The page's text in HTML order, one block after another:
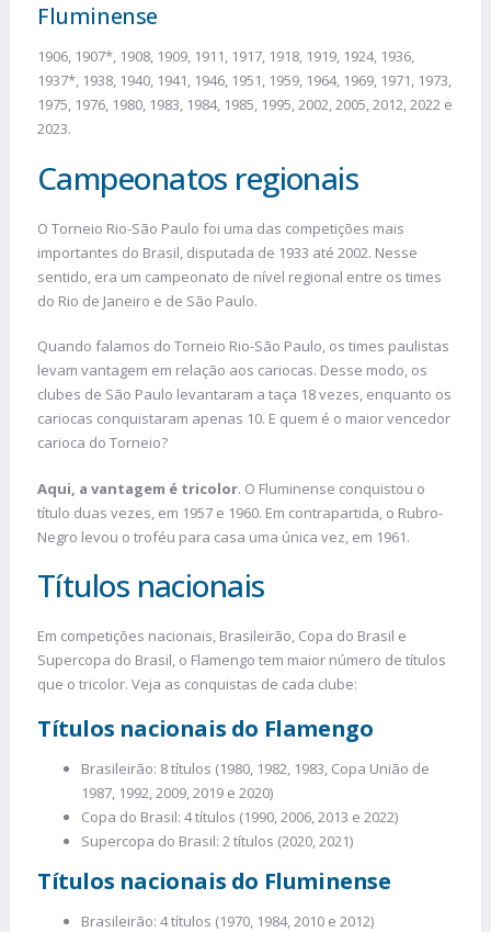
Fluminense
1906, 1907*, 1908, 1909, 1911, 1917, 1918, 1919, 1924, 1936,
1937*, 1938, 1940, 1941, 1946, 1951, 1959, 1964, 1969, 1971, 1973,
1975, 1976, 1980, 1983, 1984, 1985, 1995, 2002, 2005, 2012, 2022 e
2023.
Campeonatos regionais
O Torneio Rio-São Paulo foi uma das competições mais
importantes do Brasil, disputada de 1933 até 2002. Nesse
sentido, era um campeonato de nível regional entre os times
do Rio de Janeiro e de São Paulo.
Quando falamos do Torneio Rio-São Paulo, os times paulistas
levam vantagem em relação aos cariocas. Desse modo, os
clubes de São Paulo levantaram a taça 18 vezes, enquanto os
cariocas conquistaram apenas 10. E quem é o maior vencedor
carioca do Torneio?
Aqui, a vantagem é tricolor. O Fluminense conquistou o
título duas vezes, em 1957 e 1960. Em contrapartida, o Rubro-
Negro levou o troféu para casa uma única vez, em 1961.
Títulos nacionais
Em competições nacionais, Brasileirão, Copa do Brasil e
Supercopa do Brasil, o Flamengo tem maior número de títulos
que o tricolor. Veja as conquistas de cada clube:
Títulos nacionais do Flamengo
Brasileirão: 8 títulos (1980, 1982, 1983, Copa União de
1987, 1992, 2009, 2019 e 2020)
Copa do Brasil: 4 títulos (1990, 2006, 2013 e 2022)
Supercopa do Brasil: 2 títulos (2020, 2021)
Títulos nacionais do Fluminense
Brasileirão: 4 títulos (1970, 1984, 2010 e 2012)